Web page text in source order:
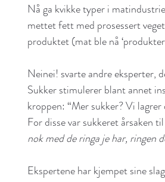
Nå ga kvikke typer i
mettet fett med prosessert
produktet (mat ble nå
Neinei! svarte andre eksperter,
Sukker stimulerer blant annet
kroppen: “Mer sukker? Vi
For disse var sukkeret årsaken
nok med de ringa je har, ringen
Ekspertene har kjempet sine